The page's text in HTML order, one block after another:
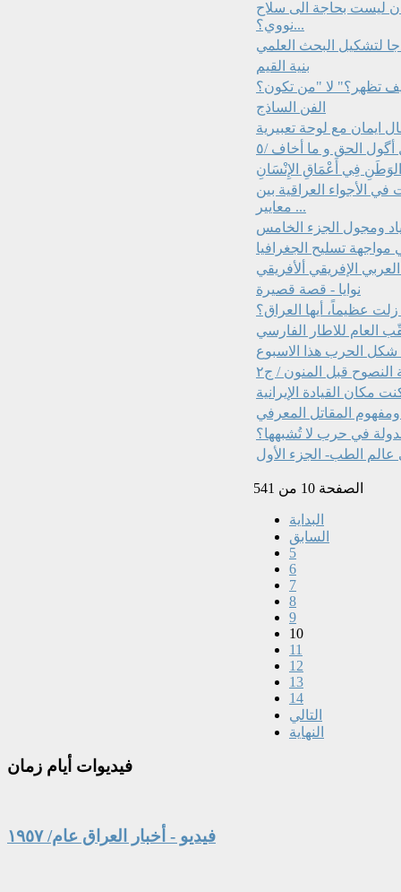
ليست بحاجة الى سلاح
نووي؟...
بنية القيم
الفن الساذج
ايمان مع لوحة تعبيرية
الحق و ما أخاف /٥
فِي أَعْمَاقِ الإِنْسَانِ
الأجواء العراقية بين
معايير ...
ومجول الجزء الخامس
تسليح الجغرافيا
نوايا - قصة قصيرة
عظيماً، أيها العراق؟
العام للاطار الفارسي
النصوح قبل المنون / ج٢
مكان القيادة الإيرانية
المقاتل المعرفي
في حرب لا تُشبهها؟
عالم الطب- الجزء الأول
الصفحة 10 من 541
البداية
السابق
5
6
7
8
9
10
11
12
13
14
التالي
النهاية
فيديوات أيام زمان
فيديو - أخبار العراق عام/ ١٩٥٧